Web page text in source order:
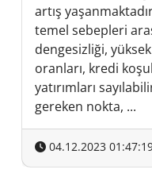
artış
temel sebepleri
dengesizliği,
oranları, kredi
yatırımları
gereken nokta, ...
04.12.2023